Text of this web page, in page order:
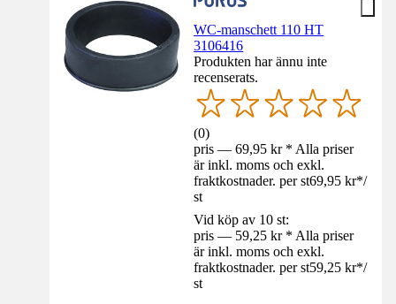
WC-manschett 110 HT
3106416
Produkten har ännu inte
recenserats.
(0)
pris — 69,95 kr * Alla priser
är inkl. moms och exkl.
fraktkostnader. per st69,95 kr*/
st
Vid köp av 10 st:
pris — 59,25 kr * Alla priser
är inkl. moms och exkl.
fraktkostnader. per st59,25 kr*/
st